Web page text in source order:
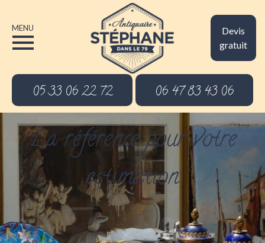
Devis
gratuit
MENU
05 33 06 22 72 06 47 83 43 06
La référence pour votre
estimation